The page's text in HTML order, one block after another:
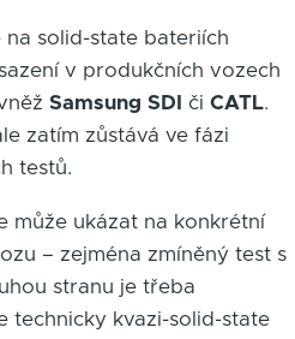
na solid-state bateriích
v produkčních vozech
Samsung SDI či CATL.
zatím zůstává ve fázi
testů.
může ukázat na konkrétní
– zejména zmíněný test s
stranu je třeba
technicky kvazi-solid-state